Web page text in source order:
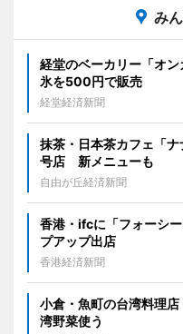
み
経堂のベーカリー「オ
氷を500円で販売
経堂経済新聞
抹茶・日本茶カフェ「
号店 新メニューも
自由が丘経済新聞
香港・ifcに「フォーシ
プアップ出店
香港経済新聞
小倉・魚町の台湾料理
湾野菜使う